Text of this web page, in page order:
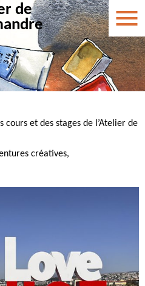
de
cours et des stages de l’Atelier de
créatives,